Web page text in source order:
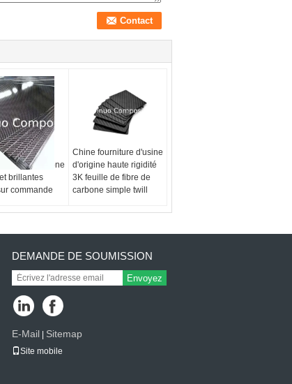
d'épaisseur
de carbone
brillantes
commande
Chine fourniture d'usine
d'origine haute rigidité
3K feuille de fibre de
carbone simple twill
DEMANDE DE SOUMISSION
Envoyez
E-Mail Sitemap
Site mobile